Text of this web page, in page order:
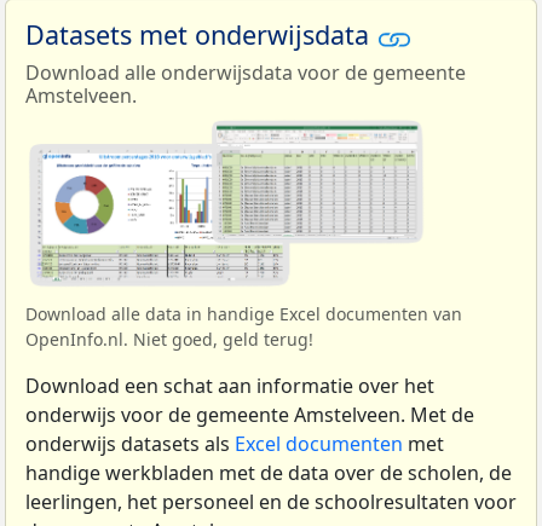
Datasets met onderwijsdata
Download alle onderwijsdata voor de gemeente
Amstelveen.
Download alle data in handige Excel documenten van
OpenInfo.nl. Niet goed, geld terug!
Download een schat aan informatie over het
onderwijs voor de gemeente Amstelveen. Met de
onderwijs datasets als Excel documenten met
handige werkbladen met de data over de scholen, de
leerlingen, het personeel en de schoolresultaten voor